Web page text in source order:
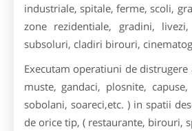
industriale, spitale, ferme, scoli,
zone rezidentiale, gradini,
subsoluri, cladiri birouri,
Executam operatiuni de
muste, gandaci, plosnite,
sobolani, soareci,etc. ) in spatii
de orice tip, ( restaurante, birouri,